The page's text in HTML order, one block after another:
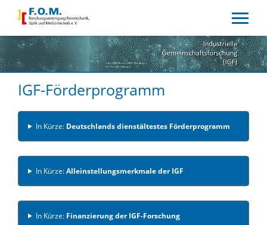
IGF-Förderprogramm
In Kürze: Deutschlands dienstältestes Förderprogramm
In Kürze:Alleinstellungsmerkmale der IGF
In Kürze: Finanzierung der IGF-Forschung